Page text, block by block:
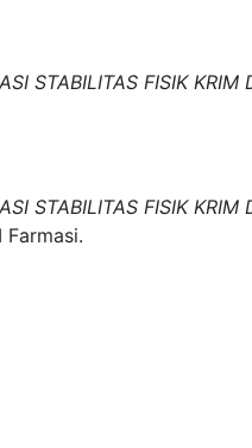
STABILITAS FISIK
STABILITAS FISIK
Farmasi.